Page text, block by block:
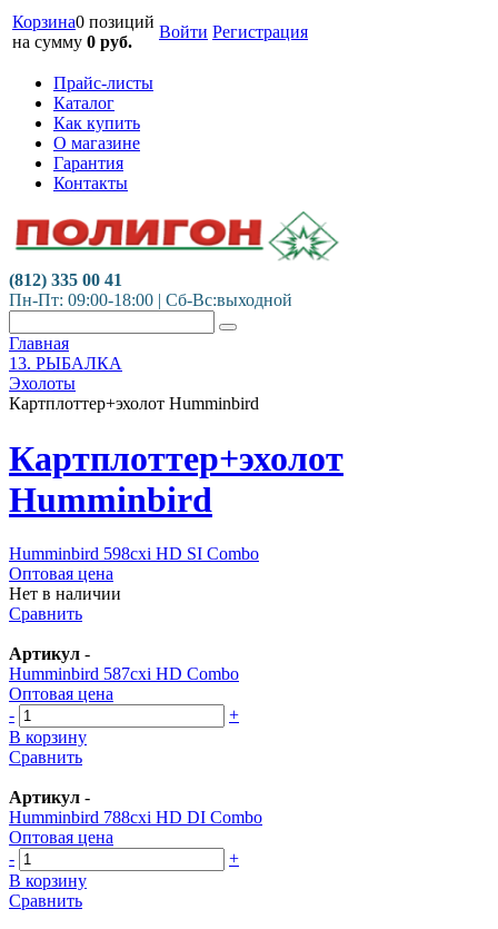
Корзина0 позиций
на сумму 0 руб.
Войти Регистрация
Прайс-листы
Каталог
Как купить
О магазине
Гарантия
Контакты
(812) 335 00 41
Пн-Пт: 09:00-18:00 | Сб-Вс:выходной
Главная
13. РЫБАЛКА
Эхолоты
Картплоттер+эхолот Humminbird
Картплоттер+эхолот
Humminbird
Humminbird 598cxi HD SI Combo
Оптовая цена
Нет в наличии
Сравнить
Артикул -
Humminbird 587cxi HD Combo
Оптовая цена
-
+
В корзину
Сравнить
Артикул -
Humminbird 788cxi HD DI Combo
Оптовая цена
-
+
В корзину
Сравнить